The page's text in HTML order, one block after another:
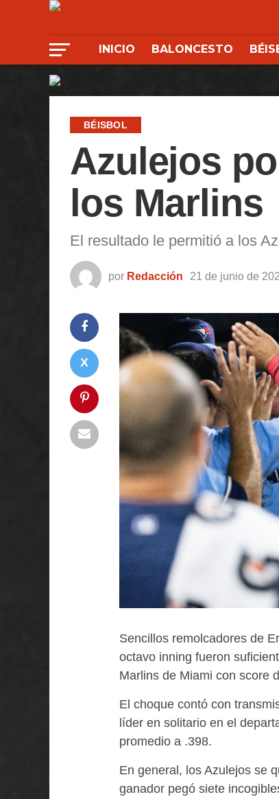
INICIO BALONCESTO
BÉISBOL
Azulejos
los Marlins
El resultado le permitió a los
por Redacción 21 de junio de
Sencillos remolcadores de
octavo inning fueron
Marlins de Miami con score
El choque contó con
líder en solitario en el
promedio a .398.
En general, los Azulejos se
ganador pegó siete